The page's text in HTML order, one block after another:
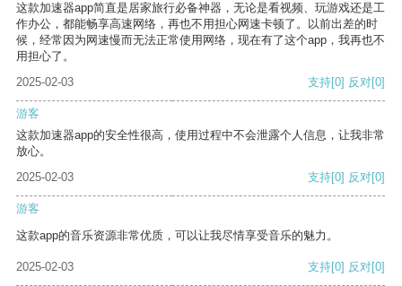
这款加速器app简直是居家旅行必备神器，无论是看视频、玩游戏还是工
作办公，都能畅享高速网络，再也不用担心网速卡顿了。以前出差的时
候，经常因为网速慢而无法正常使用网络，现在有了这个app，我再也不
用担心了。
2025-02-03
支持[0] 反对[0]
游客
这款加速器app的安全性很高，使用过程中不会泄露个人信息，让我非常
放心。
2025-02-03
支持[0] 反对[0]
游客
这款app的音乐资源非常优质，可以让我尽情享受音乐的魅力。
2025-02-03 支持[0] 反对[0]